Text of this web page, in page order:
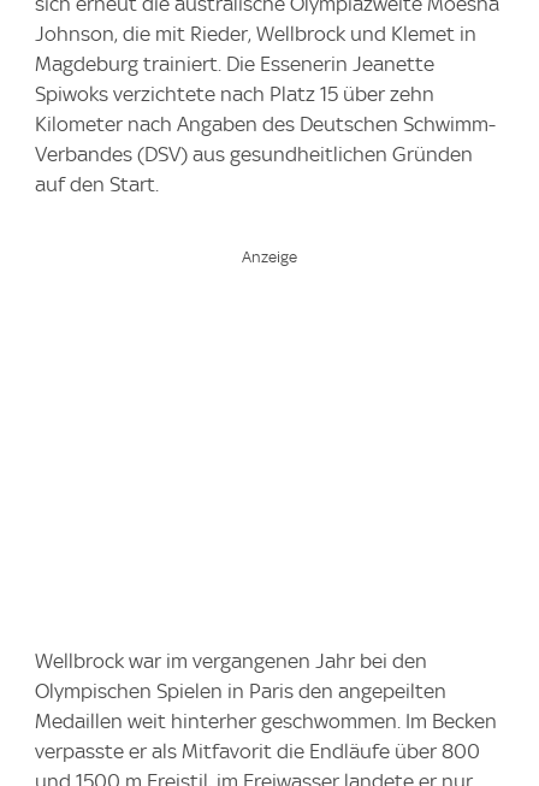
Johnson, die mit Rieder, Wellbrock und Klemet in
Magdeburg trainiert. Die Essenerin Jeanette
Spiwoks verzichtete nach Platz 15 über zehn
Kilometer nach Angaben des Deutschen Schwimm-
Verbandes (DSV) aus gesundheitlichen Gründen
auf den Start.
Wellbrock war im vergangenen Jahr bei den
Olympischen Spielen in Paris den angepeilten
Medaillen weit hinterher geschwommen. Im Becken
verpasste er als Mitfavorit die Endläufe über 800
und 1500 m Freistil, im Freiwasser landete er nur